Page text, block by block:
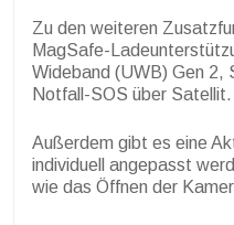
Zu den weiteren
MagSafe-
Wideband (UWB) Gen 2,
Notfall-SOS über Satellit.
Außerdem gibt es eine
individuell angepasst
wie das Öffnen der